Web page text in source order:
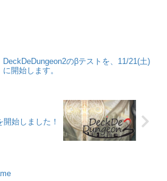
DeckDeDungeon2のβテストを、11/21(土)
に開始します。
始しました！